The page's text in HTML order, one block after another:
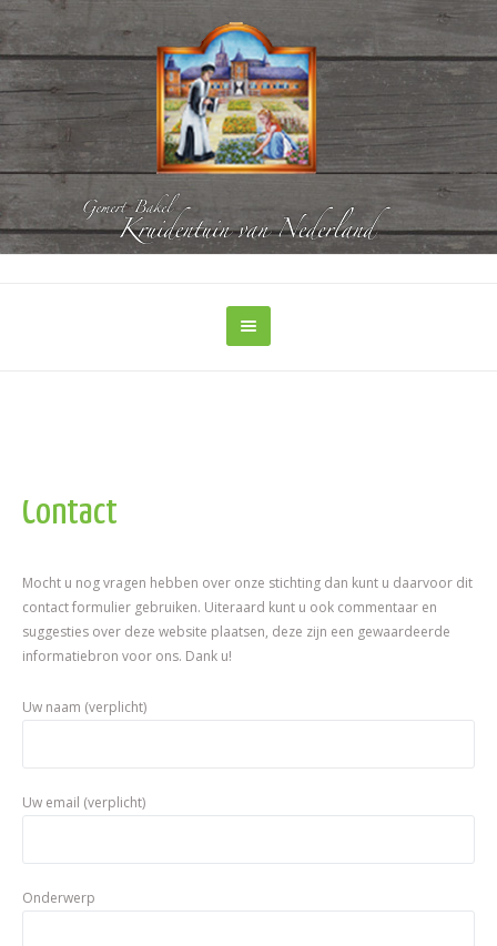
Contact
Mocht u nog vragen hebben over onze stichting dan kunt u daarvoor dit
contact formulier gebruiken. Uiteraard kunt u ook commentaar en
suggesties over deze website plaatsen, deze zijn een gewaardeerde
informatiebron voor ons. Dank u!
Please
empty.
Please
empty.
Uw naam (verplicht)
Uw email (verplicht)
Onderwerp